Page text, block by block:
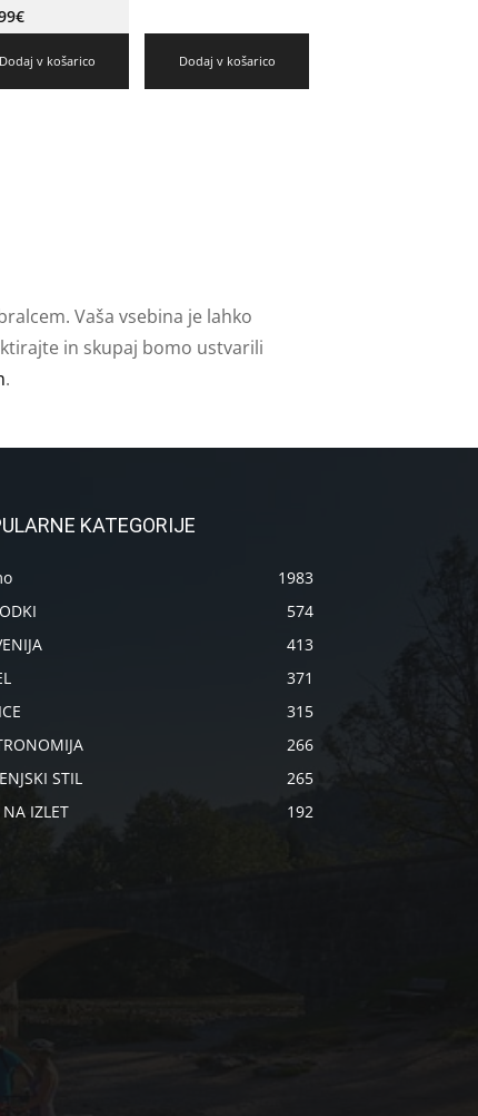
€
Dodaj v košarico Dodaj v košarico
Vaša vsebina je lahko
in skupaj bomo ustvarili
.
KATEGORIJE
1983
574
413
371
315
266
STIL
265
IZLET
192